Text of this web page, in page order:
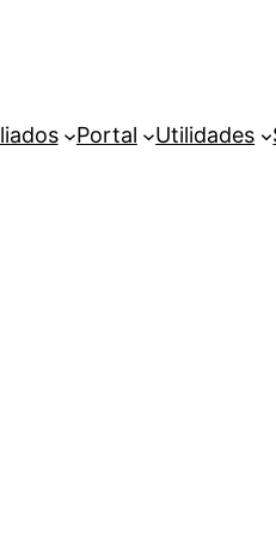
Portal Utilidades